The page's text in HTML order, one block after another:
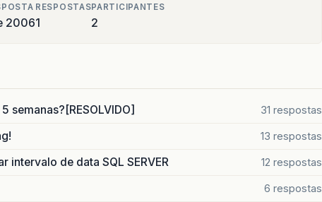
2006
RESPOSTAS
1
PARTICIPANTES
2
semanas?[RESOLVIDO] 31 respostas
13 respostas
intervalo de data SQL SERVER 12 respostas
6 respostas